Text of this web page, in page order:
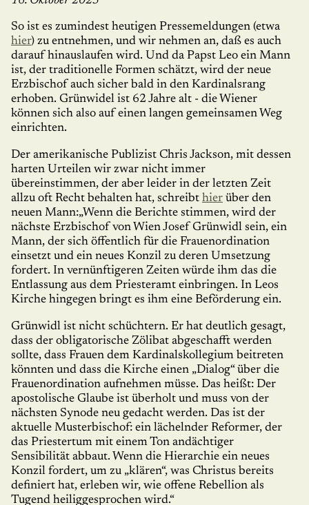
So ist es zumindest heutigen Pressemeldungen (etwa
hier) zu entnehmen, und wir nehmen an, daß es auch
darauf hinauslaufen wird. Und da Papst Leo ein Mann
ist, der traditionelle Formen schätzt, wird der neue
Erz­bi­schof auch sicher bald in den Kardinalsrang
erhoben. Grünwidel ist 62 Jahre alt - die Wiener
können sich also auf einen langen gemeinsamen Weg
einrichten.
Der amerikanische Publizist Chris Jackson, mit dessen
harten Urteilen wir zwar nicht immer
übereinstimmen, der aber leider in der letzten Zeit
allzu oft Recht behalten hat, schreibt hier über den
neuen Mann:„Wenn die Berichte stimmen, wird der
nächste Erzbischof von Wien Josef Grün­widl sein, ein
Mann, der sich öffentlich für die Frauenordination
einsetzt und ein neues Konzil zu deren Umsetzung
fordert. In ver­nünf­tigeren Zeiten würde ihm das die
Entlassung aus dem Priesteramt ein­brin­gen. In Leos
Kirche hingegen bringt es ihm eine Beförderung ein.
Grünwidl ist nicht schüchtern. Er hat deutlich gesagt,
dass der obli­ga­to­rische Zölibat abgeschafft werden
sollte, dass Frauen dem Kardi­nals­kol­legium beitreten
könnten und dass die Kirche einen „Dialog“ über die
Frauenordination aufnehmen müsse. Das heißt: Der
apostolische Glau­be ist überholt und muss von der
nächsten Synode neu gedacht werden. Das ist der
aktuelle Musterbischof: ein lächelnder Reformer, der
das Priestertum mit einem Ton andächtiger
Sensibilität abbaut. Wenn die Hierarchie ein neues
Konzil fordert, um zu „klären“, was Christus bereits
definiert hat, erleben wir, wie offene Rebellion als
Tugend heilig­ge­spro­chen wird.“